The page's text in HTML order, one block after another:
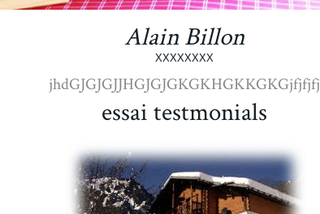
Alain Billon
XXXXXXXX
jhdGJGJGJJHGJGJGKGKHGKKGKGjfjfjfj
essai testmonials